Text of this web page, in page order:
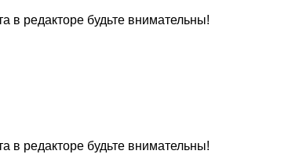
в редакторе будьте внимательны!
в редакторе будьте внимательны!